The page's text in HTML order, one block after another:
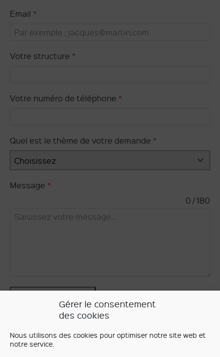
Gérer le consentement
des cookies
Nous utilisons des cookies pour optimiser notre site web et
notre service.
Email *
Votre structure *
Votre numéro de téléphone *
Quel est le thème de votre demande *
Choisissez
Message *
0 / 180
Envoyer le message